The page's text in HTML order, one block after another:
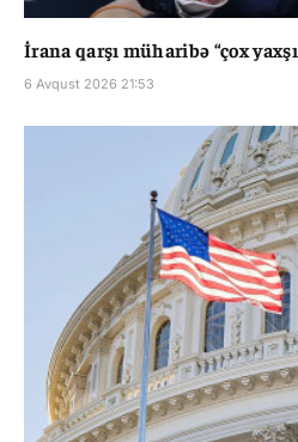
İrana qarşı müharibə “çox
6 Avqust 2026 21:53